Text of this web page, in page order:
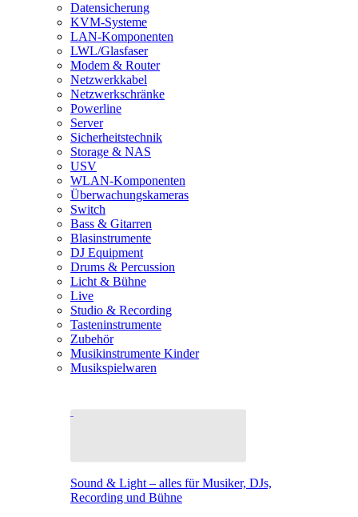
Datensicherung
KVM-Systeme
LAN-Komponenten
LWL/Glasfaser
Modem & Router
Netzwerkkabel
Netzwerkschränke
Powerline
Server
Sicherheitstechnik
Storage & NAS
USV
WLAN-Komponenten
Überwachungskameras
Switch
Bass & Gitarren
Blasinstrumente
DJ Equipment
Drums & Percussion
Licht & Bühne
Live
Studio & Recording
Tasteninstrumente
Zubehör
Musikinstrumente Kinder
Musikspielwaren
Sound & Light – alles für Musiker, DJs,
Recording und Bühne